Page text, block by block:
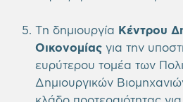
Τη δημιουργία Κέντρου
Οικονομίας για την
ευρύτερου τομέα των
Δημιουργικών